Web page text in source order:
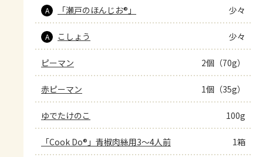
A 「瀬戸のほんじお®」 少々
A こしょう 少々
ピーマン 2個（70g）
赤ピーマン 1個（35g）
ゆでたけのこ 100g
「Cook Do®」青椒肉絲用3～4人前 1箱